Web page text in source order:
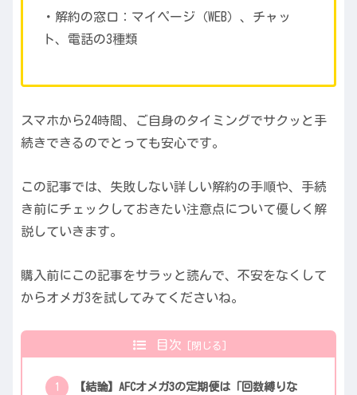
・解約の窓口：マイページ（WEB）、チャッ
ト、電話の3種類
スマホから24時間、ご自身のタイミングでサクッと手
続きできるのでとっても安心です。
この記事では、失敗しない詳しい解約の手順や、手続
き前にチェックしておきたい注意点について優しく解
説していきます。
購入前にこの記事をサラッと読んで、不安をなくして
からオメガ3を試してみてくださいね。
目次
【結論】AFCオメガ3の定期便は「回数縛りな